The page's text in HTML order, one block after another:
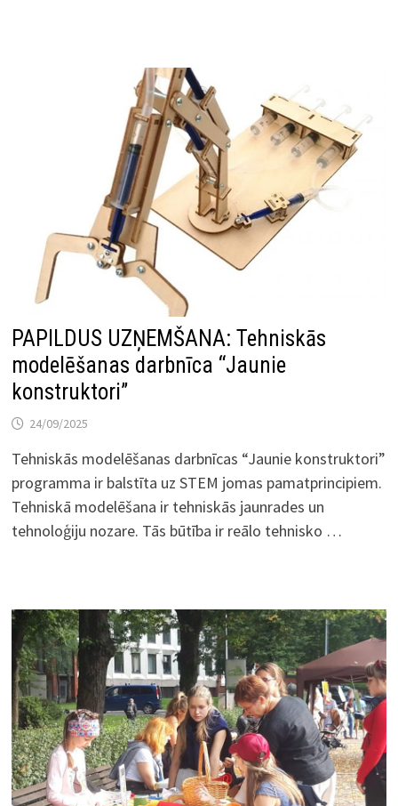
PAPILDUS UZŅEMŠANA: Tehniskās
modelēšanas darbnīca “Jaunie
konstruktori”
24/09/2025
Tehniskās modelēšanas darbnīcas “Jaunie konstruktori”
programma ir balstīta uz STEM jomas pamatprincipiem.
Tehniskā modelēšana ir tehniskās jaunrades un
tehnoloģiju nozare. Tās būtība ir reālo tehnisko …